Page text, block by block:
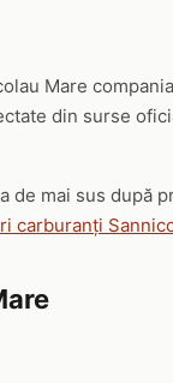
Mare
din surse
de mai sus după
carburanți